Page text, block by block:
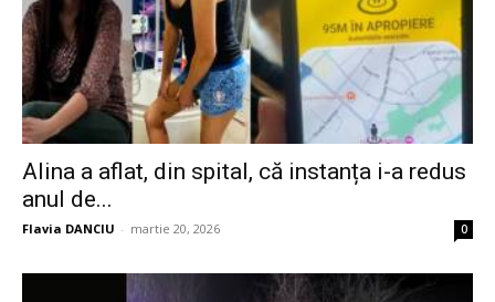
Alina a aflat, din spital, că instanța i-a redus
anul de...
Flavia DANCIU - martie 20, 2026 0